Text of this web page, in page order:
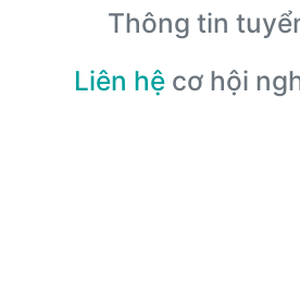
Thông tin
Liên hệ cơ hội